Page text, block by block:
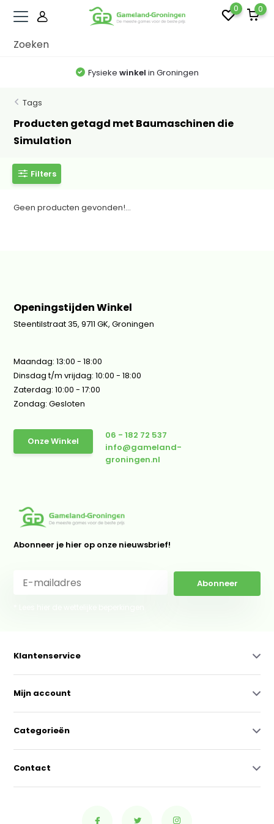
0 0
Fysieke winkel in Groningen
Tags
Producten getagd met Baumaschinen die
Simulation
Filters
Geen producten gevonden!...
Openingstijden Winkel
Steentilstraat 35, 9711 GK, Groningen
Maandag: 13:00 - 18:00
Dinsdag t/m vrijdag: 10:00 - 18:00
Zaterdag: 10:00 - 17:00
Zondag: Gesloten
Onze Winkel
06 - 182 72 537
info@gameland-
groningen.nl
Abonneer je hier op onze nieuwsbrief!
Abonneer
Klantenservice
Mijn account
Categorieën
Contact